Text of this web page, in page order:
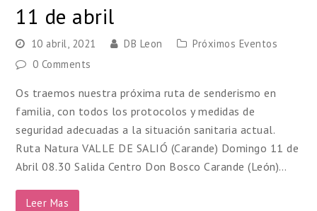
11 de abril
10 abril, 2021 DB Leon
Próximos Eventos
0 Comments
Os traemos nuestra próxima ruta de senderismo en
familia, con todos los protocolos y medidas de
seguridad adecuadas a la situación sanitaria actual.
Ruta Natura VALLE DE SALIÓ (Carande) Domingo 11 de
Abril 08.30 Salida Centro Don Bosco Carande (León)…
Leer Mas